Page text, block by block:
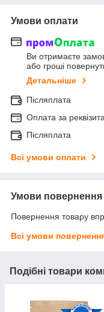
Умови оплати
Ви отримаєте
або гроші
Детальніше
Післяплата
Оплата за
Післяплата
Всі умови оплати
Умови повернення
Повернення товару
Всі умови
Подібні товари